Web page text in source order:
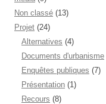
Non classé (13)
Projet (24)
Alternatives (4)
Documents d'urbanisme
Enquêtes publiques (7)
Présentation (1)
Recours (8)